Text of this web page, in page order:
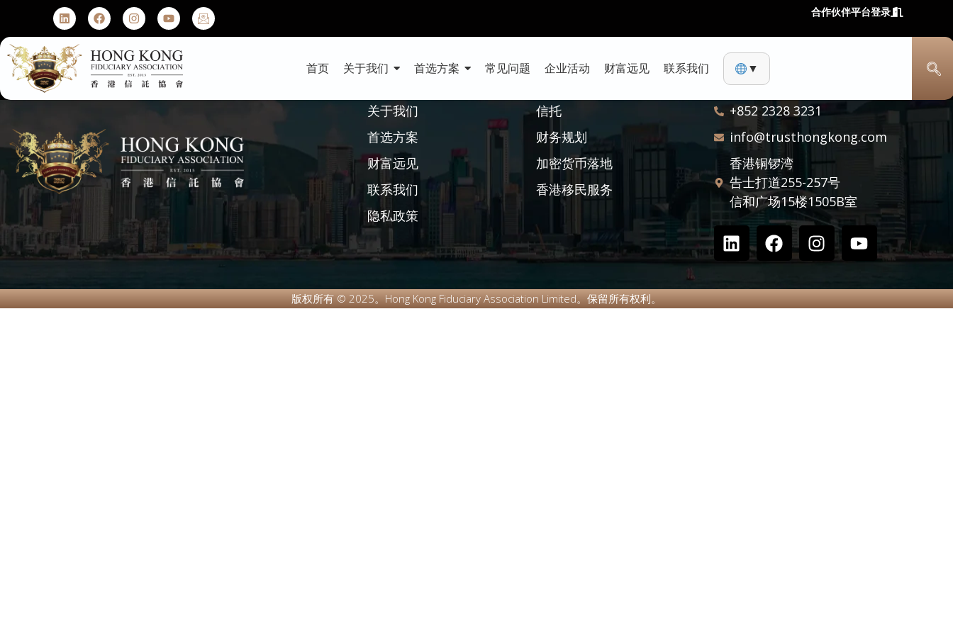
合作伙伴平台登录
首页 关于我们 首选方案 常见问题 企业活动 财富远见 联系我们 ▼
2025香港与迪拜跨境市场发展高峰论坛
快速链接
关于我们
首选方案
财富远见
联系我们
隐私政策
首选方案
信托
财务规划
加密货币落地
香港移民服务
联系方式
+852 2328 3231
info@trusthongkong.com
香港铜锣湾
告士打道255-257号
信和广场15楼1505B室
版权所有 © 2025。Hong Kong Fiduciary Association Limited。保留所有权利。